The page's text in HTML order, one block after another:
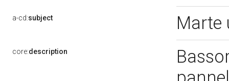
a-cd:subject Marte
core:description